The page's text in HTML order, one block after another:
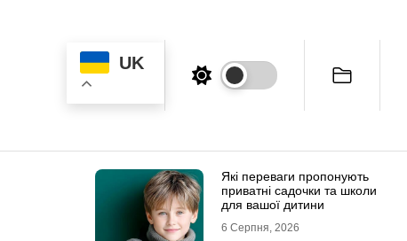
UK
Які переваги пропонують
приватні садочки та школи
для вашої дитини
6 Серпня, 2026